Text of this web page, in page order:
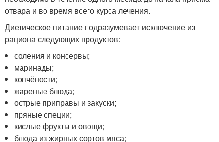
отвара и во время всего курса лечения.
Диетическое питание подразумевает исключение из
рациона следующих продуктов:
соления и консервы;
маринады;
копчёности;
жареные блюда;
острые приправы и закуски;
пряные специи;
кислые фрукты и овощи;
блюда из жирных сортов мяса;